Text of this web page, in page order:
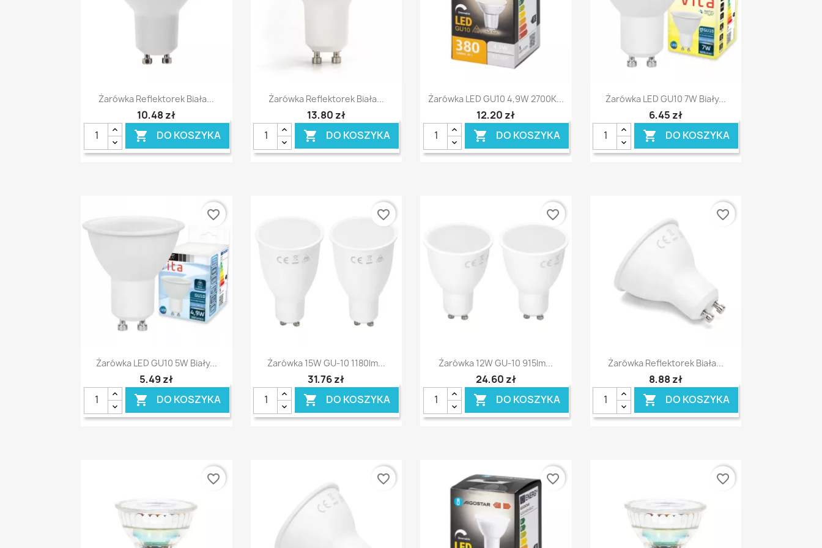
Szybki podgląd
Żarówka Reflektorek Biała...
10,48 zł
 DO KOSZYKA
Szybki podgląd
Żarówka Reflektorek Biała...
13,80 zł
 DO KOSZYKA
Szybki podgląd
Żarówka LED GU10 4,9W 2700K...
12,20 zł
 DO KOSZYKA
Szybki podgląd
Żarówka LED GU10 7W Biały...
6,45 zł
 DO KOSZYKA
Szybki podgląd
Żarówka LED GU10 5W Biały...
5,49 zł
 DO KOSZYKA
favorite_border
Szybki podgląd
Żarówka 15W GU-10 1180lm...
31,76 zł
 DO KOSZYKA
favorite_border
Szybki podgląd
Żarówka 12W GU-10 915lm...
24,60 zł
 DO KOSZYKA
favorite_border
Szybki podgląd
Żarówka Reflektorek Biała...
8,88 zł
 DO KOSZYKA
favorite_border
favorite_border favorite_border favorite_border favorite_border